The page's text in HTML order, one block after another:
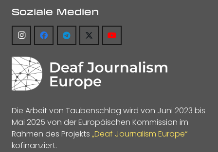
Soziale Medien
Die Arbeit von Taubenschlag wird von Juni 2023 bis
Mai 2025 von der Europäischen Kommission im
Rahmen des Projekts „Deaf Journalism Europe“
kofinanziert.